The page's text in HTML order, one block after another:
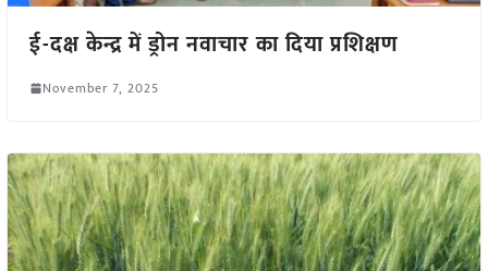
ई-दक्ष केन्द्र में ड्रोन नवाचार का दिया प्रशिक्षण
November 7, 2025